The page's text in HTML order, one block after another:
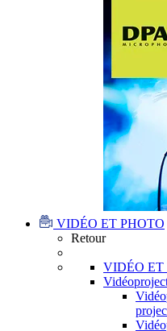
VIDÉO ET PHOTO
Retour
VIDÉO ET